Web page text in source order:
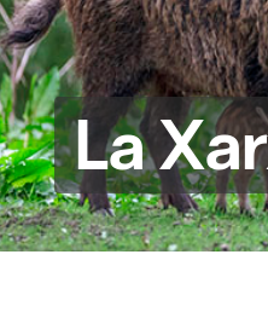
La